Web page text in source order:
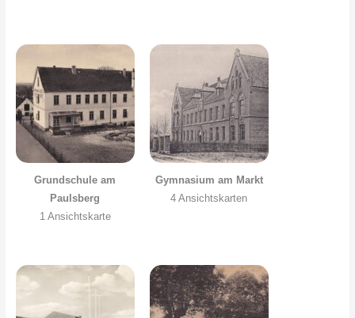
Grundschule am
Paulsberg
1 Ansichtskarte
Gymnasium am Markt
4 Ansichtskarten